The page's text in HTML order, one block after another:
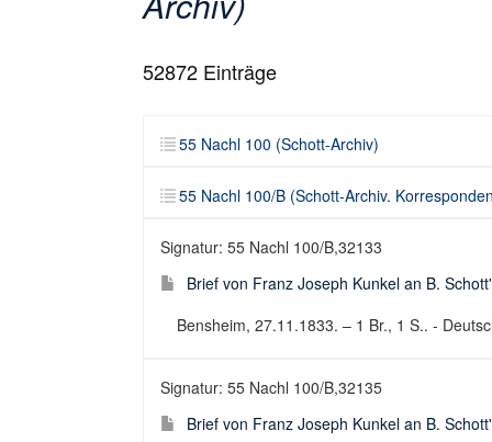
52872 Einträge
55 Nachl 100 (Schott-Archiv)
55 Nachl 100/B (Schott-Archiv.
Signatur: 55 Nachl 100/B,32133
Brief von Franz Joseph Kunkel an B.
Bensheim, 27.11.1833. – 1 Br., 1 S.. -
Signatur: 55 Nachl 100/B,32135
Brief von Franz Joseph Kunkel an B.